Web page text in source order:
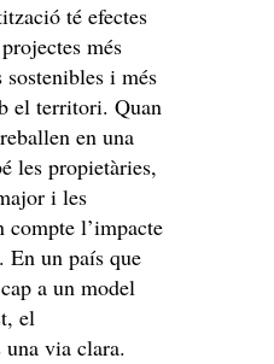
té efectes
més
sostenibles i més
el territori. Quan
en una
les propietàries,
i les
compte l’impacte
En un país que
a un model
el
via clara.